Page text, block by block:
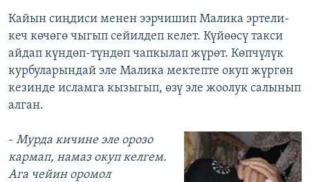
Кайын сиңдиси менен ээрчишип Малика эртели-
кеч көчөгө чыгып сейилдеп келет. Күйөөсү такси
айдап күндөп-түндөп чапкылап жүрөт. Көпчүлүк
курбуларындай эле Малика мектепте окуп жүргөн
кезинде исламга кызыгып, өзү эле жоолук салынып
алган.
- Мурда кичине эле орозо
кармап, намаз окуп келгем.
Ага чейин оромол